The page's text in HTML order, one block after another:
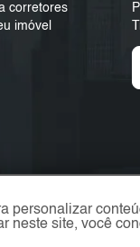
corretores
imóvel
personalizar
neste site, você